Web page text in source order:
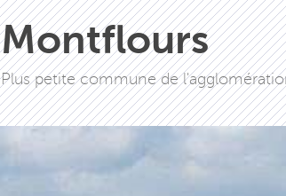
Montflours
Plus petite commune de